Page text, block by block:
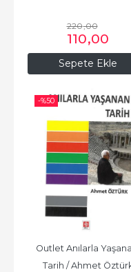
Sepete Ekle
220,00
110,00
-%50
Outlet Anılarla
Tarih / Ahmet